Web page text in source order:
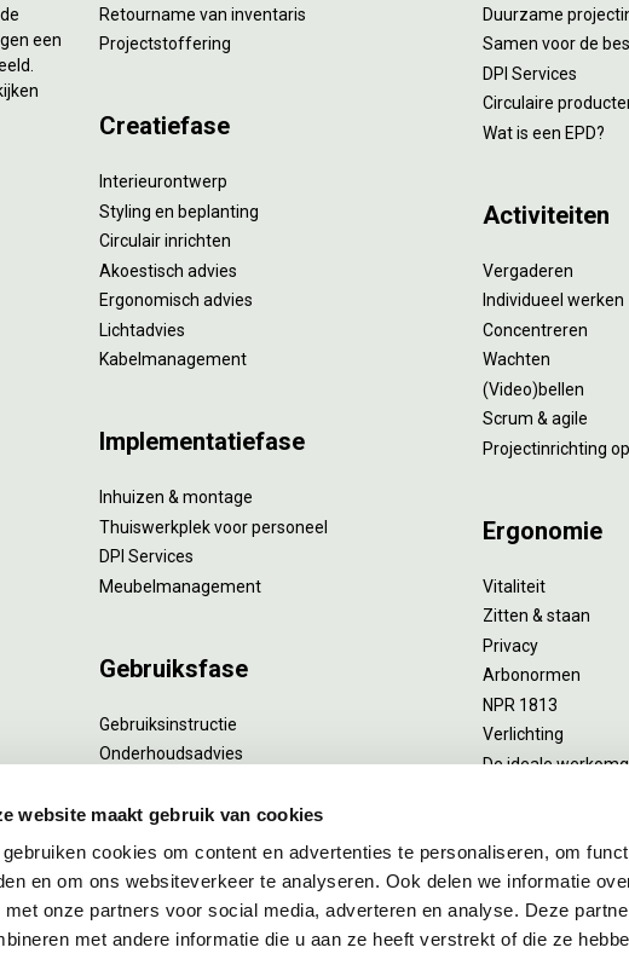
website maakt gebruik van cookies
gebruiken cookies om content en advertenties te personaliseren, om
en om ons websiteverkeer te analyseren. Ook delen we informatie
met onze partners voor social media, adverteren en analyse. Deze
met andere informatie die u aan ze heeft verstrekt of die ze
een
Retourname van inventaris
Projectstoffering
Creatiefase
Interieurontwerp
Styling en beplanting
Circulair inrichten
Akoestisch advies
Ergonomisch advies
Lichtadvies
Kabelmanagement
Implementatiefase
Inhuizen & montage
Thuiswerkplek voor personeel
DPI Services
Meubelmanagement
Gebruiksfase
Gebruiksinstructie
Onderhoudsadvies
Specialistische reiniging
Refurbishment
Interne verhuizing
Duurzame
Samen voor de
DPI Services
Circulaire
Wat is een EPD?
Activiteiten
Vergaderen
Individueel werken
Concentreren
Wachten
(Video)bellen
Scrum & agile
Projectinrichting
Ergonomie
Vitaliteit
Zitten & staan
Privacy
Arbonormen
NPR 1813
Verlichting
De ideale